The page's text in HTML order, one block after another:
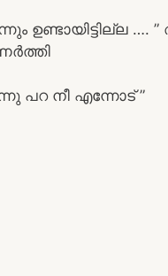
ഉണ്ടായിട്ടില്ല
പറ നീ എന്നോട് ”